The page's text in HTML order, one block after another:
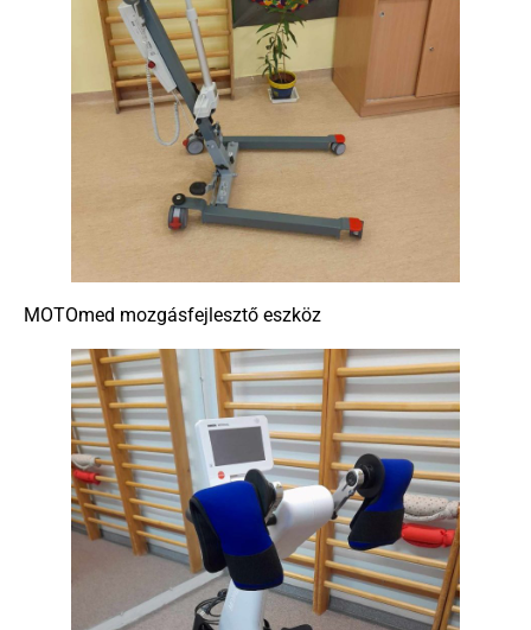
MOTOmed mozgásfejlesztő eszköz